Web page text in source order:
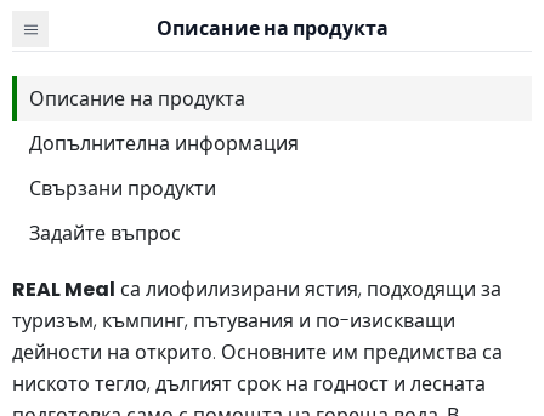
Описание на продукта
Описание на продукта
Допълнителна информация
Свързани продукти
Задайте въпрос
REAL Meal са лиофилизирани ястия, подходящи за
туризъм, къмпинг, пътувания и по-изискващи
дейности на открито. Основните им предимства са
ниското тегло, дългият срок на годност и лесната